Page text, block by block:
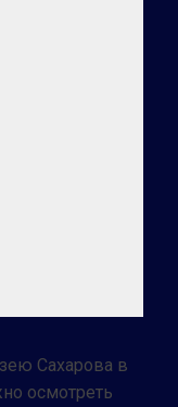
Сахарова в
осмотреть